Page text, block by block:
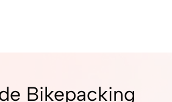
Bikepacking